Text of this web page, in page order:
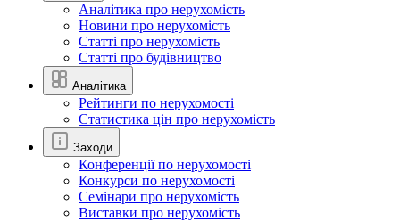
Аналітика про нерухомість
Новини про нерухомість
Статті про нерухомість
Статті про будівництво
Аналітика
Рейтинги по нерухомості
Статистика цін про нерухомість
Заходи
Конференції по нерухомості
Конкурси по нерухомості
Семінари про нерухомість
Виставки про нерухомість